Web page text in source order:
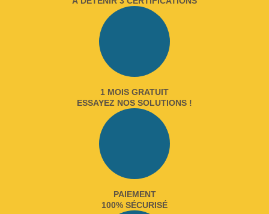
1 MOIS GRATUIT
ESSAYEZ NOS SOLUTIONS !
PAIEMENT
100% SÉCURISÉ